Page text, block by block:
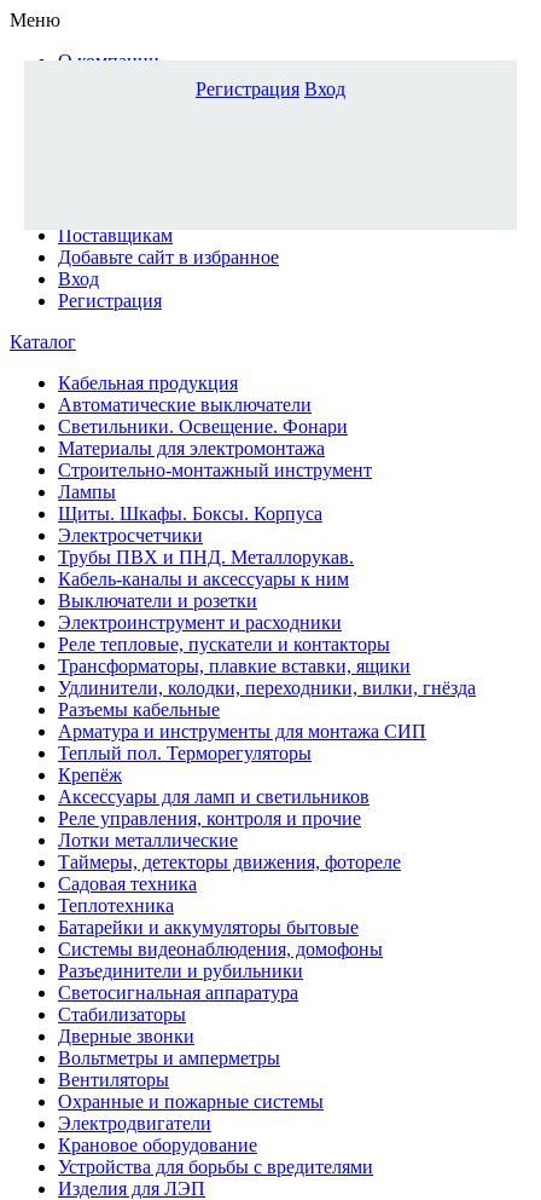
Меню
О компании
Доставка и оплата
Поставщикам
Добавьте сайт в избранное
Вход
Регистрация
Каталог
Кабельная продукция
Автоматические выключатели
Светильники. Освещение. Фонари
Материалы для электромонтажа
Строительно-монтажный инструмент
Лампы
Щиты. Шкафы. Боксы. Корпуса
Электросчетчики
Трубы ПВХ и ПНД. Металлорукав.
Кабель-каналы и аксессуары к ним
Выключатели и розетки
Электроинструмент и расходники
Реле тепловые, пускатели и контакторы
Трансформаторы, плавкие вставки, ящики
Удлинители, колодки, переходники, вилки, гнёзда
Разъемы кабельные
Арматура и инструменты для монтажа СИП
Теплый пол. Терморегуляторы
Крепёж
Аксессуары для ламп и светильников
Реле управления, контроля и прочие
Лотки металлические
Таймеры, детекторы движения, фотореле
Садовая техника
Теплотехника
Батарейки и аккумуляторы бытовые
Системы видеонаблюдения, домофоны
Разъединители и рубильники
Светосигнальная аппаратура
Стабилизаторы
Дверные звонки
Вольтметры и амперметры
Вентиляторы
Охранные и пожарные системы
Электродвигатели
Крановое оборудование
Устройства для борьбы с вредителями
Изделия для ЛЭП
Регистрация Вход